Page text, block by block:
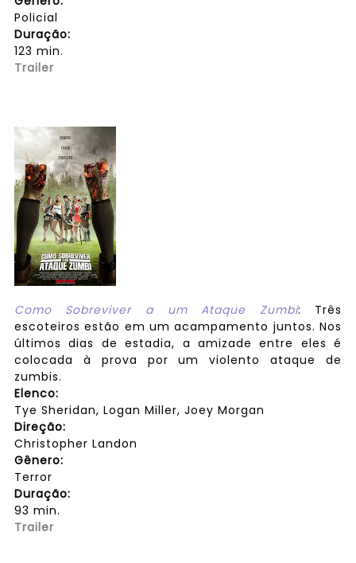
Policial
Duração:
123 min.
Trailer
Como Sobreviver a um Ataque Zumbi: Três
escoteiros estão em um acampamento juntos. Nos
últimos dias de estadia, a amizade entre eles é
colocada à prova por um violento ataque de
zumbis.
Elenco:
Tye Sheridan, Logan Miller, Joey Morgan
Direção:
Christopher Landon
Gênero:
Terror
Duração:
93 min.
Trailer